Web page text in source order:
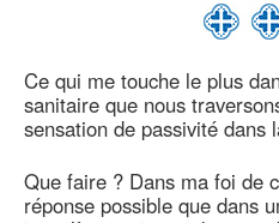
Ce qui me touche le plus
sanitaire que nous
sensation de passivité dans
Que faire ? Dans ma foi de
réponse possible que dans